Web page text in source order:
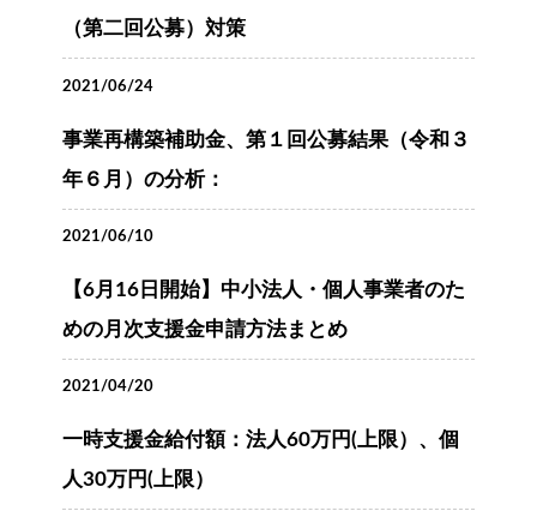
（第二回公募）対策
2021/06/24
事業再構築補助金、第１回公募結果（令和３
年６月）の分析：
2021/06/10
【6月16日開始】中小法人・個人事業者のた
めの月次支援金申請方法まとめ
2021/04/20
一時支援金給付額：法人60万円(上限）、個
人30万円(上限）